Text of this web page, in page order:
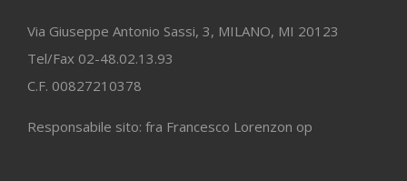
Via Giuseppe Antonio Sassi, 3, MILANO, MI 20123
Tel/Fax 02-48.02.13.93
C.F. 00827210378
Responsabile sito: fra Francesco Lorenzon op